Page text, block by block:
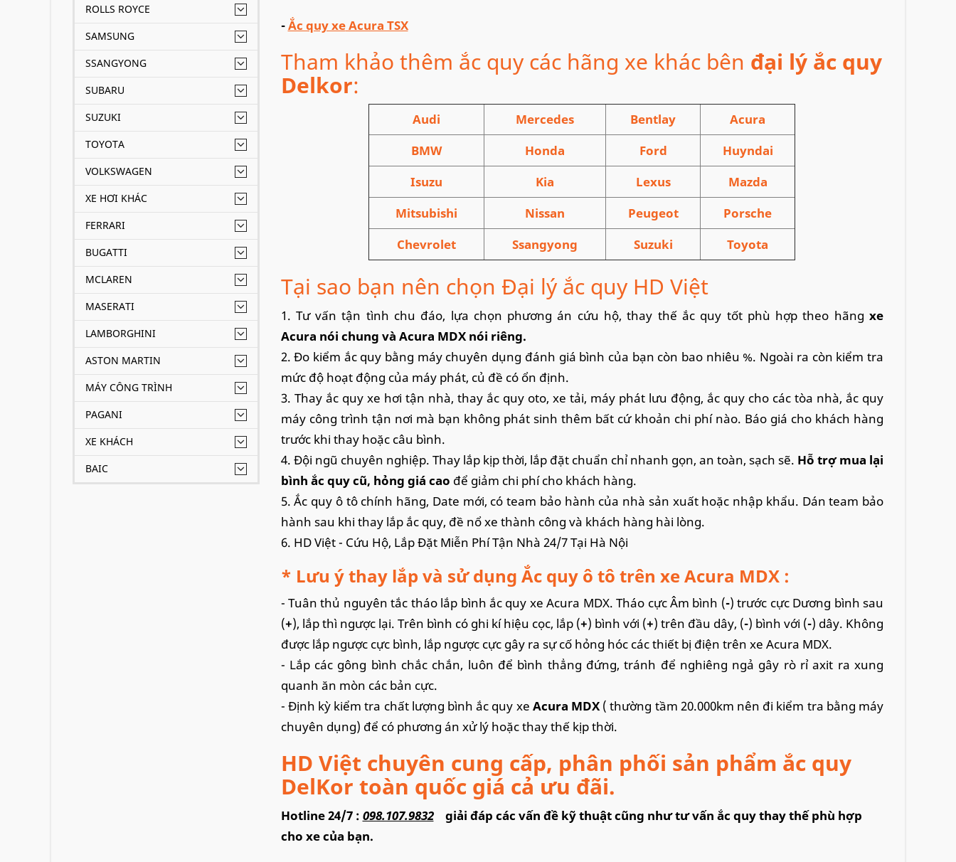
ROLLS ROYCE
SAMSUNG
SSANGYONG
SUBARU
SUZUKI
TOYOTA
VOLKSWAGEN
XE HƠI KHÁC
FERRARI
BUGATTI
MCLAREN
MASERATI
LAMBORGHINI
ASTON MARTIN
MÁY CÔNG TRÌNH
PAGANI
XE KHÁCH
BAIC
-Ắc quy xeAcura TSX
Tham khảo thêm ắc quy các hãng xe khác bên đại lý ắc quy
Delkor:
Audi Mercedes Bentlay
Acura
BMW
Honda Ford
Huyndai
Isuzu
Kia Lexus
Mazda
Mitsubishi
Nissan Peugeot
Porsche
Chevrolet
Ssangyong Suzuki Toyota
Tại sao bạn nên chọn Đại lý ắc quy HD Việt
1. Tư vấn tận tình chu đáo, lựa chọn phương án cứu hộ, thay thế ắc quy tốt phù hợp theo hãng xe
Acura nói chung và Acura MDX nói riêng.
2. Đo kiểm ắc quy bằng máy chuyên dụng đánh giá bình của bạn còn bao nhiêu %. Ngoài ra còn kiểm tra
mức độ hoạt động của máy phát, củ đề có ổn định.
3. Thay ắc quy xe hơi tận nhà, thay ắc quy oto, xe tải, máy phát lưu động, ắc quy cho các tòa nhà, ắc quy
máy công trình tận nơi mà bạn không phát sinh thêm bất cứ khoản chi phí nào. Báo giá cho khách hàng
trước khi thay hoặc câu bình.
4. Đội ngũ chuyên nghiệp. Thay lắp kịp thời, lắp đặt chuẩn chỉ nhanh gọn, an toàn, sạch sẽ. Hỗ trợ mua lại
bình ắc quy cũ, hỏng giá cao để giảm chi phí cho khách hàng.
5. Ắc quy ô tô chính hãng, Date mới, có team bảo hành của nhà sản xuất hoặc nhập khẩu. Dán team bảo
hành sau khi thay lắp ắc quy, đề nổ xe thành công và khách hàng hài lòng.
6. HD Việt - Cứu Hộ, Lắp Đặt Miễn Phí Tận Nhà 24/7 Tại Hà Nội
* Lưu ý thay lắp và sử dụng Ắc quy ô tô trên xe Acura MDX :
- Tuân thủ nguyên tắc tháo lắp bình ắc quy xe Acura MDX. Tháo cực Âm bình (-) trước cực Dương bình sau
(+), lắp thì ngược lại. Trên bình có ghi kí hiệu cọc, lắp (+) bình với (+) trên đầu dây, (-) bình với (-) dây. Không
được lắp ngược cực bình, lắp ngược cực gây ra sự cố hỏng hóc các thiết bị điện trên xe Acura MDX.
- Lắp các gông bình chắc chắn, luôn để bình thẳng đứng, tránh để nghiêng ngả gây rò rỉ axit ra xung
quanh ăn mòn các bản cực.
- Định kỳ kiểm tra chất lượng bình ắc quy xe Acura MDX( thường tầm 20.000km nên đi kiểm tra bằng máy
chuyên dụng) để có phương án xử lý hoặc thay thế kịp thời.
HD Việt chuyên cung cấp, phân phối sản phẩm ắc quy
DelKor toàn quốc giá cả ưu đãi.
Hotline 24/7 : 098.107.9832
giải đáp các vấn đề kỹ thuật cũng như tư vấn ắc quy thay thế phù hợp
cho xe của bạn.